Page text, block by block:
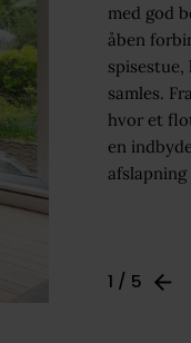
med god
åben
samles.
hvor et
en
afslapning
1 / 5